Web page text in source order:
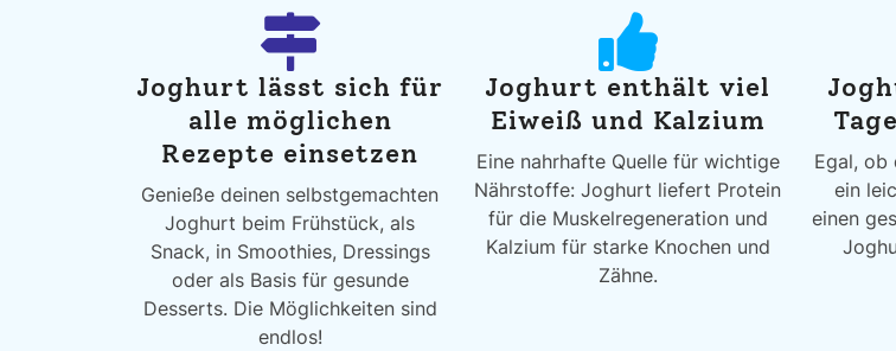
Joghurt lässt sich für
alle möglichen
Rezepte einsetzen
Genieße deinen selbstgemachten
Joghurt beim Frühstück, als
Snack, in Smoothies, Dressings
oder als Basis für gesunde
Desserts. Die Möglichkeiten sind
endlos!
Joghurt enthält viel
Eiweiß und Kalzium
Eine nahrhafte Quelle für wichtige
Nährstoffe: Joghurt liefert Protein
für die Muskelregeneration und
Kalzium für starke Knochen und
Zähne.
Egal, ob
ein
einen